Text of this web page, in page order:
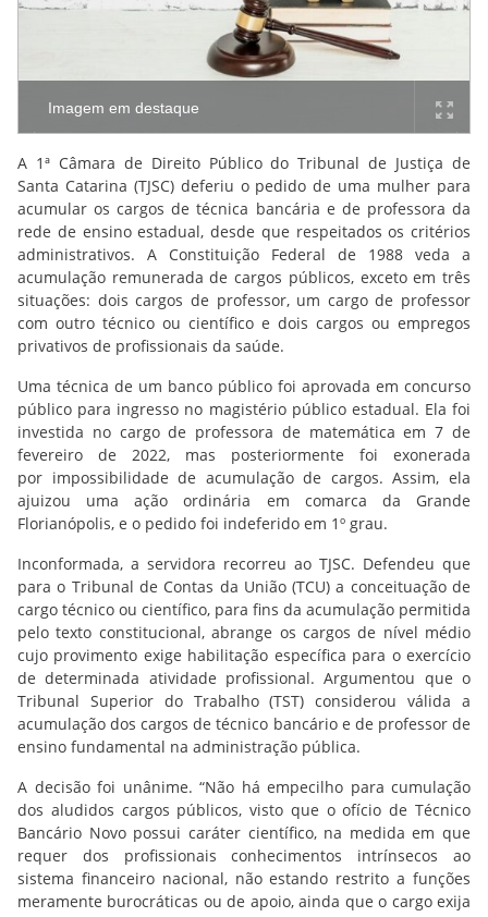
Imagem em destaque
A 1ª Câmara de Direito Público do Tribunal de Justiça de
Santa Catarina (TJSC) deferiu o pedido de uma mulher para
acumular os cargos de técnica bancária e de professora da
rede de ensino estadual, desde que respeitados os critérios
administrativos. A Constituição Federal de 1988 veda a
acumulação remunerada de cargos públicos, exceto em três
situações: dois cargos de professor, um cargo de professor
com outro técnico ou científico e dois cargos ou empregos
privativos de profissionais da saúde.
Uma técnica de um banco público foi aprovada em concurso
público para ingresso no magistério público estadual. Ela foi
investida no cargo de professora de matemática em 7 de
fevereiro de 2022, mas posteriormente foi exonerada
por impossibilidade de acumulação de cargos. Assim, ela
ajuizou uma ação ordinária em comarca da Grande
Florianópolis, e o pedido foi indeferido em 1º grau.
Inconformada, a servidora recorreu ao TJSC. Defendeu que
para o Tribunal de Contas da União (TCU) a conceituação de
cargo técnico ou científico, para fins da acumulação permitida
pelo texto constitucional, abrange os cargos de nível médio
cujo provimento exige habilitação específica para o exercício
de determinada atividade profissional. Argumentou que o
Tribunal Superior do Trabalho (TST) considerou válida a
acumulação dos cargos de técnico bancário e de professor de
ensino fundamental na administração pública.
A decisão foi unânime. “Não há empecilho para cumulação
dos aludidos cargos públicos, visto que o ofício de Técnico
Bancário Novo possui caráter científico, na medida em que
requer dos profissionais conhecimentos intrínsecos ao
sistema financeiro nacional, não estando restrito a funções
meramente burocráticas ou de apoio, ainda que o cargo exija